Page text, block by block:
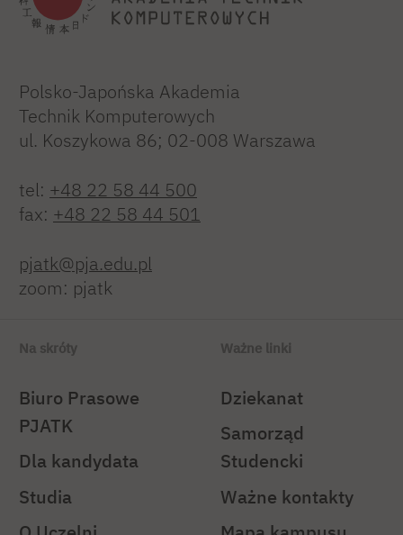
Polsko-Japońska Akademia
Technik Komputerowych
ul. Koszykowa 86; 02-008 Warszawa
tel: +48 22 58 44 500
fax: +48 22 58 44 501
pjatk@pja.edu.pl
zoom: pjatk
Na skróty
Biuro Prasowe
PJATK
Dla kandydata
Studia
Ważne linki
Dziekanat
Samorząd
Studencki
Ważne kontakty